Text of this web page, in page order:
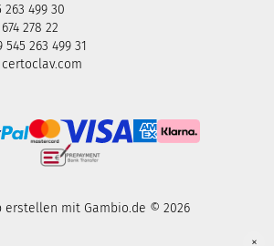
263 499 30
278 22
263 499 31
×
erstellen mit Gambio.de © 2026